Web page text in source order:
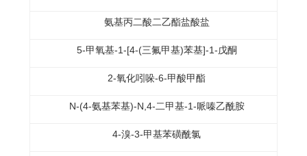
氨基丙二酸二乙酯盐酸盐
5-甲氧基-1-[4-(三氟甲基)苯基]-1-戊酮
2-氧化吲哚-6-甲酸甲酯
N-(4-氨基苯基)-N,4-二甲基-1-哌嗪乙酰胺
4-溴-3-甲基苯磺酰氯